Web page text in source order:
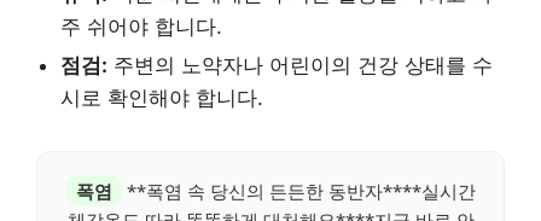
주 쉬어야 합니다.
점검: 주변의 노약자나 어린이의 건강 상태를 수
시로 확인해야 합니다.
폭염
**폭염 속 당신의 든든한 동반자****실시간